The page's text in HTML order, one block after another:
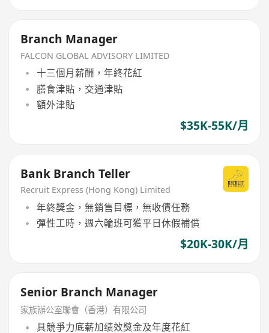
Branch Manager
FALCON GLOBAL ADVISORY LIMITED
十三個月薪酬，年終花紅
膳食津貼，交通津貼
額外津貼
$35K-55K/月
Bank Branch Teller
Recruit Express (Hong Kong) Limited
年終獎金，無銷售目標，無收債任務
彈性工時，週六輪班可獲平日休假補償
$20K-30K/月
Senior Branch Manager
家族辦公室聯會（香港）有限公司
具競爭力底薪加绩效獎金及年度花紅